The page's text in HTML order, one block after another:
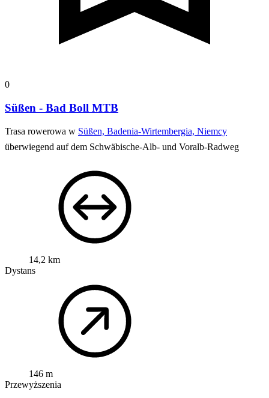
0
Süßen - Bad Boll MTB
Trasa rowerowa w Süßen, Badenia-Wirtembergia, Niemcy
überwiegend auf dem Schwäbische-Alb- und Voralb-Radweg
14,2 km
Dystans
146 m
Przewyższenia